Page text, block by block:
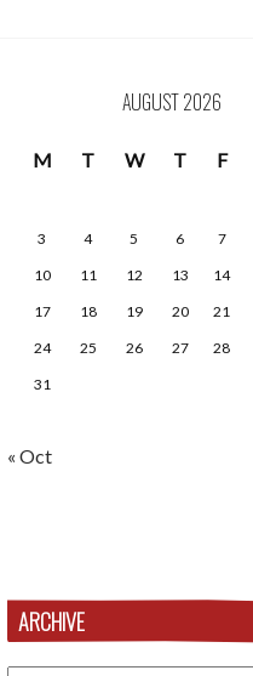
AUGUST 2026
M T W T F
3
4 5 6 7
10
11 12 13 14
17
18 19 20 21
24
25 26 27 28
31
« Oct
ARCHIVE